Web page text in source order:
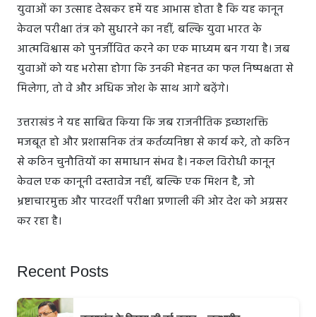
युवाओं का उत्साह देखकर हमें यह आभास होता है कि यह कानून
केवल परीक्षा तंत्र को सुधारने का नहीं, बल्कि युवा भारत के
आत्मविश्वास को पुनर्जीवित करने का एक माध्यम बन गया है। जब
युवाओं को यह भरोसा होगा कि उनकी मेहनत का फल निष्पक्षता से
मिलेगा, तो वे और अधिक जोश के साथ आगे बढ़ेंगे।
उत्तराखंड ने यह साबित किया कि जब राजनीतिक इच्छाशक्ति
मजबूत हो और प्रशासनिक तंत्र कर्तव्यनिष्ठा से कार्य करे, तो कठिन
से कठिन चुनौतियों का समाधान संभव है। नकल विरोधी कानून
केवल एक कानूनी दस्तावेज नहीं, बल्कि एक मिशन है, जो
भ्रष्टाचारमुक्त और पारदर्शी परीक्षा प्रणाली की ओर देश को अग्रसर
कर रहा है।
Recent Posts